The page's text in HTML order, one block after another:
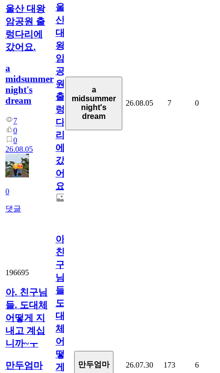
울산 대왕
암공원 출
렁다리에
갔어요.
a
midsummer
night's
dream
7
0
0
26.08.05
0
댓글
울
산
대
왕
암
공
원
출
렁
다
리
에
갔
어
요.
a
midsummer
night's
dream
26.08.05 7 0
196695
아. 친구님
들. 도대체
어떻게 지
내고 계십
니까~ㅜ
만두엄마
아.
친
구
님
들.
도
대
체
어
떻
게
만두엄마 26.07.30 173 6